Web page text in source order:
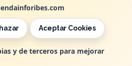
Aceptar Cookies
y de terceros para mejorar
Horario
/ 17:00pm - 20:00pm